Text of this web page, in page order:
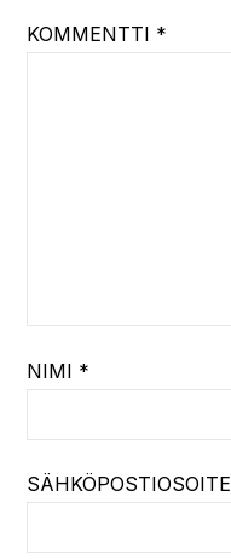
KOMMENTTI *
NIMI *
SÄHKÖPOSTIOSOITE